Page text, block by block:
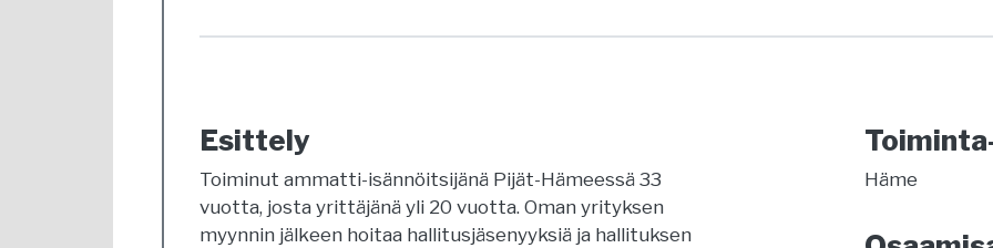
Esittely
Toiminut ammatti-isännöitsijänä Pijät-Hämeessä 33
vuotta, josta yrittäjänä yli 20 vuotta. Oman yrityksen
myynnin jälkeen hoitaa hallitusjäsenyyksiä ja hallituksen
Häme